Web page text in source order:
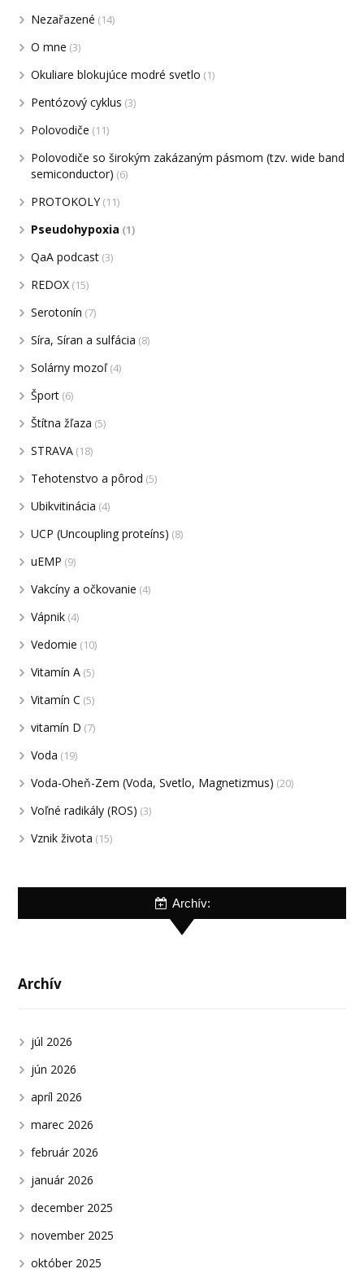
Nezařazené (14)
O mne (3)
Okuliare blokujúce modré svetlo (1)
Pentózový cyklus (3)
Polovodiče (11)
Polovodiče so širokým zakázaným pásmom (tzv. wide band
semiconductor) (6)
PROTOKOLY(11)
Pseudohypoxia (1)
QaA podcast (3)
REDOX (15)
Serotonín (7)
Síra, Síran a sulfácia (8)
Solárny mozoľ(4)
Šport (6)
Štítna žľaza (5)
STRAVA (18)
Tehotenstvo a pôrod (5)
Ubikvitinácia (4)
UCP (Uncoupling proteíns) (8)
uEMP (9)
Vakcíny a očkovanie (4)
Vápnik (4)
Vedomie (10)
Vitamín A (5)
Vitamín C (5)
vitamín D (7)
Voda (19)
Voda-Oheň-Zem (Voda, Svetlo, Magnetizmus) (20)
Voľné radikály (ROS) (3)
Vznik života (15)
Archív:
Archív
júl 2026
jún 2026
apríl 2026
marec 2026
február 2026
január 2026
december 2025
november 2025
október 2025